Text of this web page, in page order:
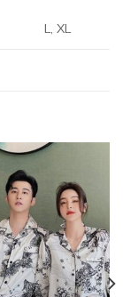
L, XL